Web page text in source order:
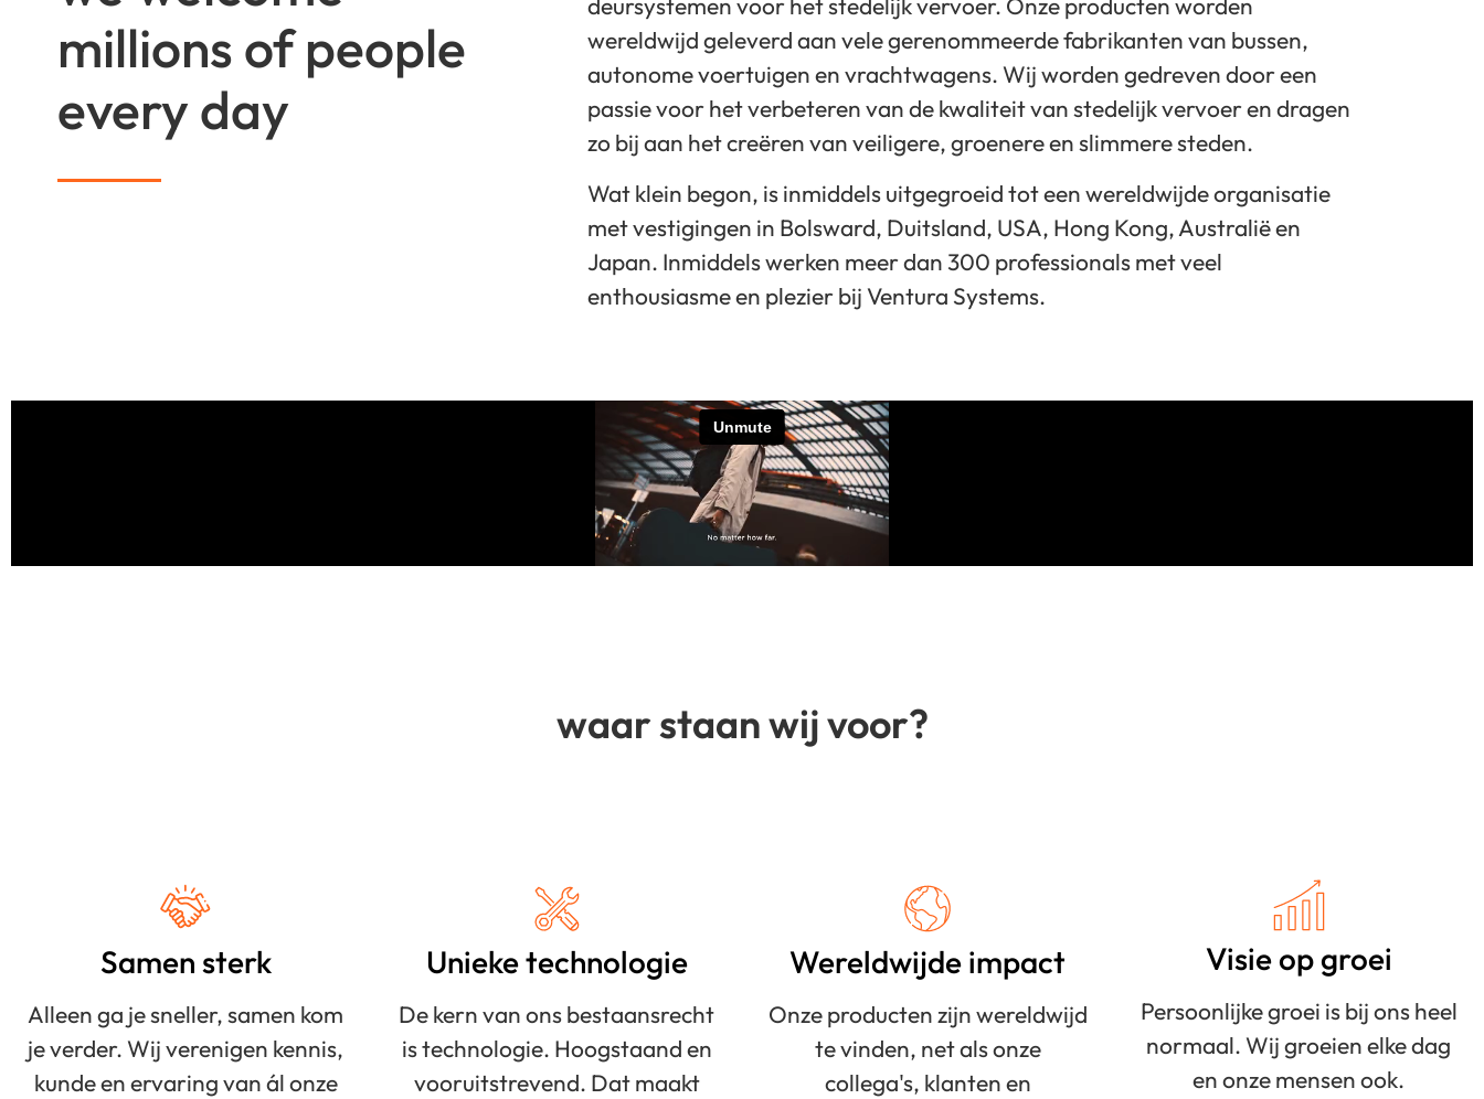
millions of people
every day
deursystemen voor het stedelijk vervoer. Onze producten worden
wereldwijd geleverd aan vele gerenommeerde fabrikanten van bussen,
autonome voertuigen en vrachtwagens. Wij worden gedreven door een
passie voor het verbeteren van de kwaliteit van stedelijk vervoer en dragen
zo bij aan het creëren van veiligere, groenere en slimmere steden.
Wat klein begon, is inmiddels uitgegroeid tot een wereldwijde organisatie
met vestigingen in Bolsward, Duitsland, USA, Hong Kong, Australië en
Japan. Inmiddels werken meer dan 300 professionals met veel
enthousiasme en plezier bij Ventura Systems.
waar staan wij voor?
Samen sterk
Alleen ga je sneller, samen kom
je verder. Wij verenigen kennis,
kunde en ervaring van ál onze
Unieke technologie
De kern van ons bestaansrecht
is technologie. Hoogstaand en
vooruitstrevend. Dat maakt
Wereldwijde impact
Onze producten zijn wereldwijd
te vinden, net als onze
collega's, klanten en
Visie op groei
Persoonlijke groei is bij ons heel
normaal. Wij groeien elke dag
en onze mensen ook.